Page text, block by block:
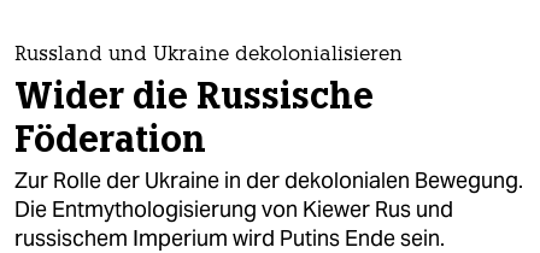
themen
politik
öko
gesellschaft
Russland und Ukraine dekolonialisieren
Wider die Russische
Föderation
Zur Rolle der Ukraine in der dekolonialen Bewegung.
Die Entmythologisierung von Kiewer Rus und
russischem Imperium wird Putins Ende sein.